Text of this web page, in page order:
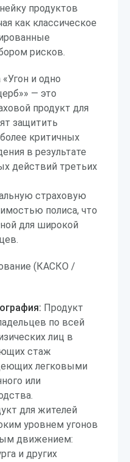
продуктов
как классическое
рисков.
и одно
— это
продукт для
защитить
критичных
в результате
действий третьих
страховую
полиса, что
для широкой
(КАСКО /
Продукт
по всей
лиц в
стаж
легковыми
или
для жителей
уровнем угонов
движением:
и других